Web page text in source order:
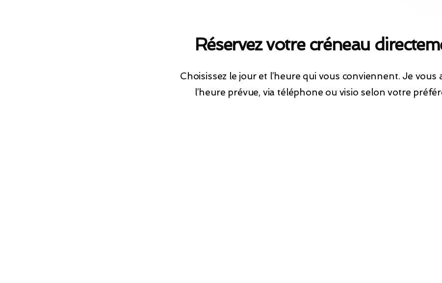
Réservez votre créneau
Choisissez le jour et l’heure qui vous conviennent. Je vous
l’heure prévue, via téléphone ou visio selon votre